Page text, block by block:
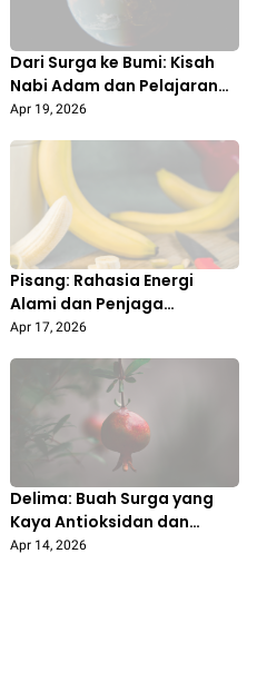
Dari Surga ke Bumi: Kisah
Nabi Adam dan Pelajaran
Abadi tentang Taubat
Apr 19, 2026
Pisang: Rahasia Energi
Alami dan Penjaga
Kesehatan dalam
Apr 17, 2026
Delima: Buah Surga yang
Kaya Antioksidan dan
Metode Pengobatan Alami
Apr 14, 2026